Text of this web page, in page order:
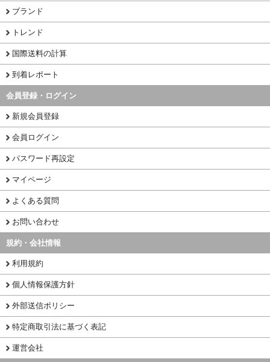
ブランド
トレンド
国際送料の計算
到着レポート
会員登録・ログイン
新規会員登録
会員ログイン
パスワード再設定
マイページ
よくある質問
お問い合わせ
規約・会社情報
利用規約
個人情報保護方針
外部送信ポリシー
特定商取引法に基づく表記
運営会社